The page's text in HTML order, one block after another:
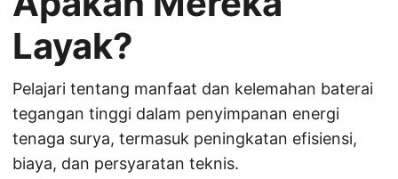
Layak?
Pelajari tentang manfaat dan kelemahan baterai
tegangan tinggi dalam penyimpanan energi
tenaga surya, termasuk peningkatan efisiensi,
biaya, dan persyaratan teknis.